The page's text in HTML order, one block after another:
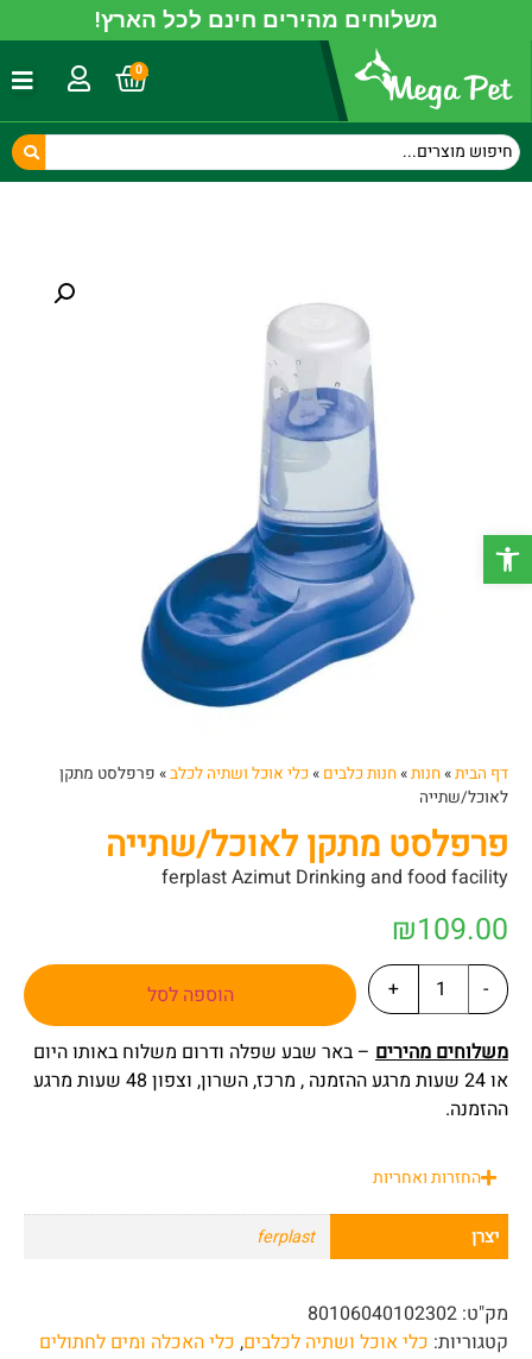
פתח סרגל נגישות
משלוחים מהירים חינם לכל הארץ!
0
דף הבית»חנות»חנות כלבים »כלי אוכל ושתיה לכלב» פרפלסט מתקן
לאוכל/שתייה
פרפלסט מתקן לאוכל/שתייה
ferplast Azimut Drinking and food facility
₪109.00
-
+
הוספה לסל
משלוחים מהירים – באר שבע שפלה ודרום משלוח באותו היום
או 24 שעות מרגע ההזמנה , מרכז, השרון, וצפון 48 שעות מרגע
ההזמנה.
החזרות ואחריות
יצרן ferplast
מק"ט: 80106040102302
קטגוריות: כלי אוכל ושתיה לכלבים, כלי האכלה ומים לחתולים